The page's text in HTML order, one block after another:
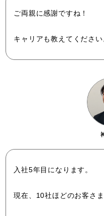
ご両親に感謝ですね！
キャリアも教えてください
入社5年目になります。
現在、10社ほどのお客さ